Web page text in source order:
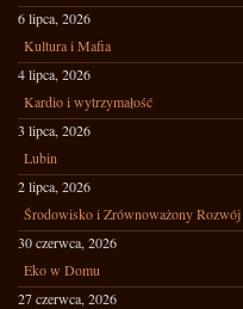
6 lipca, 2026
Kultura i Mafia
4 lipca, 2026
Kardio i wytrzymałość
3 lipca, 2026
Lubin
2 lipca, 2026
Środowisko i Zrównoważony Rozwój
30 czerwca, 2026
Eko w Domu
27 czerwca, 2026